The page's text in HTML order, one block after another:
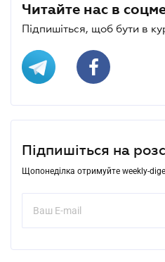
Читайте нас в
Підпишіться, щоб бути в
Підпишіться на
Щопонеділка отримуйте weekly-